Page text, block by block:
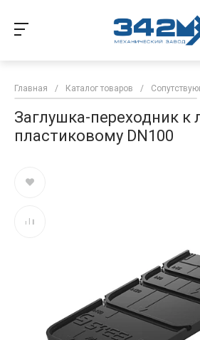
Главная / Каталог товаров /
Заглушка-переходник к
пластиковому DN100